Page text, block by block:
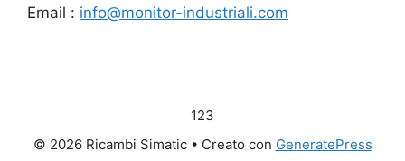
Email : info@monitor-industriali.com
123
© 2026 Ricambi Simatic• Creato con GeneratePress